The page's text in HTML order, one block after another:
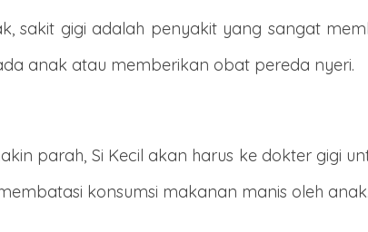
sakit gigi adalah penyakit yang sangat
anak atau memberikan obat pereda nyeri.
parah, Si Kecil akan harus ke dokter gigi
konsumsi makanan manis oleh anak.